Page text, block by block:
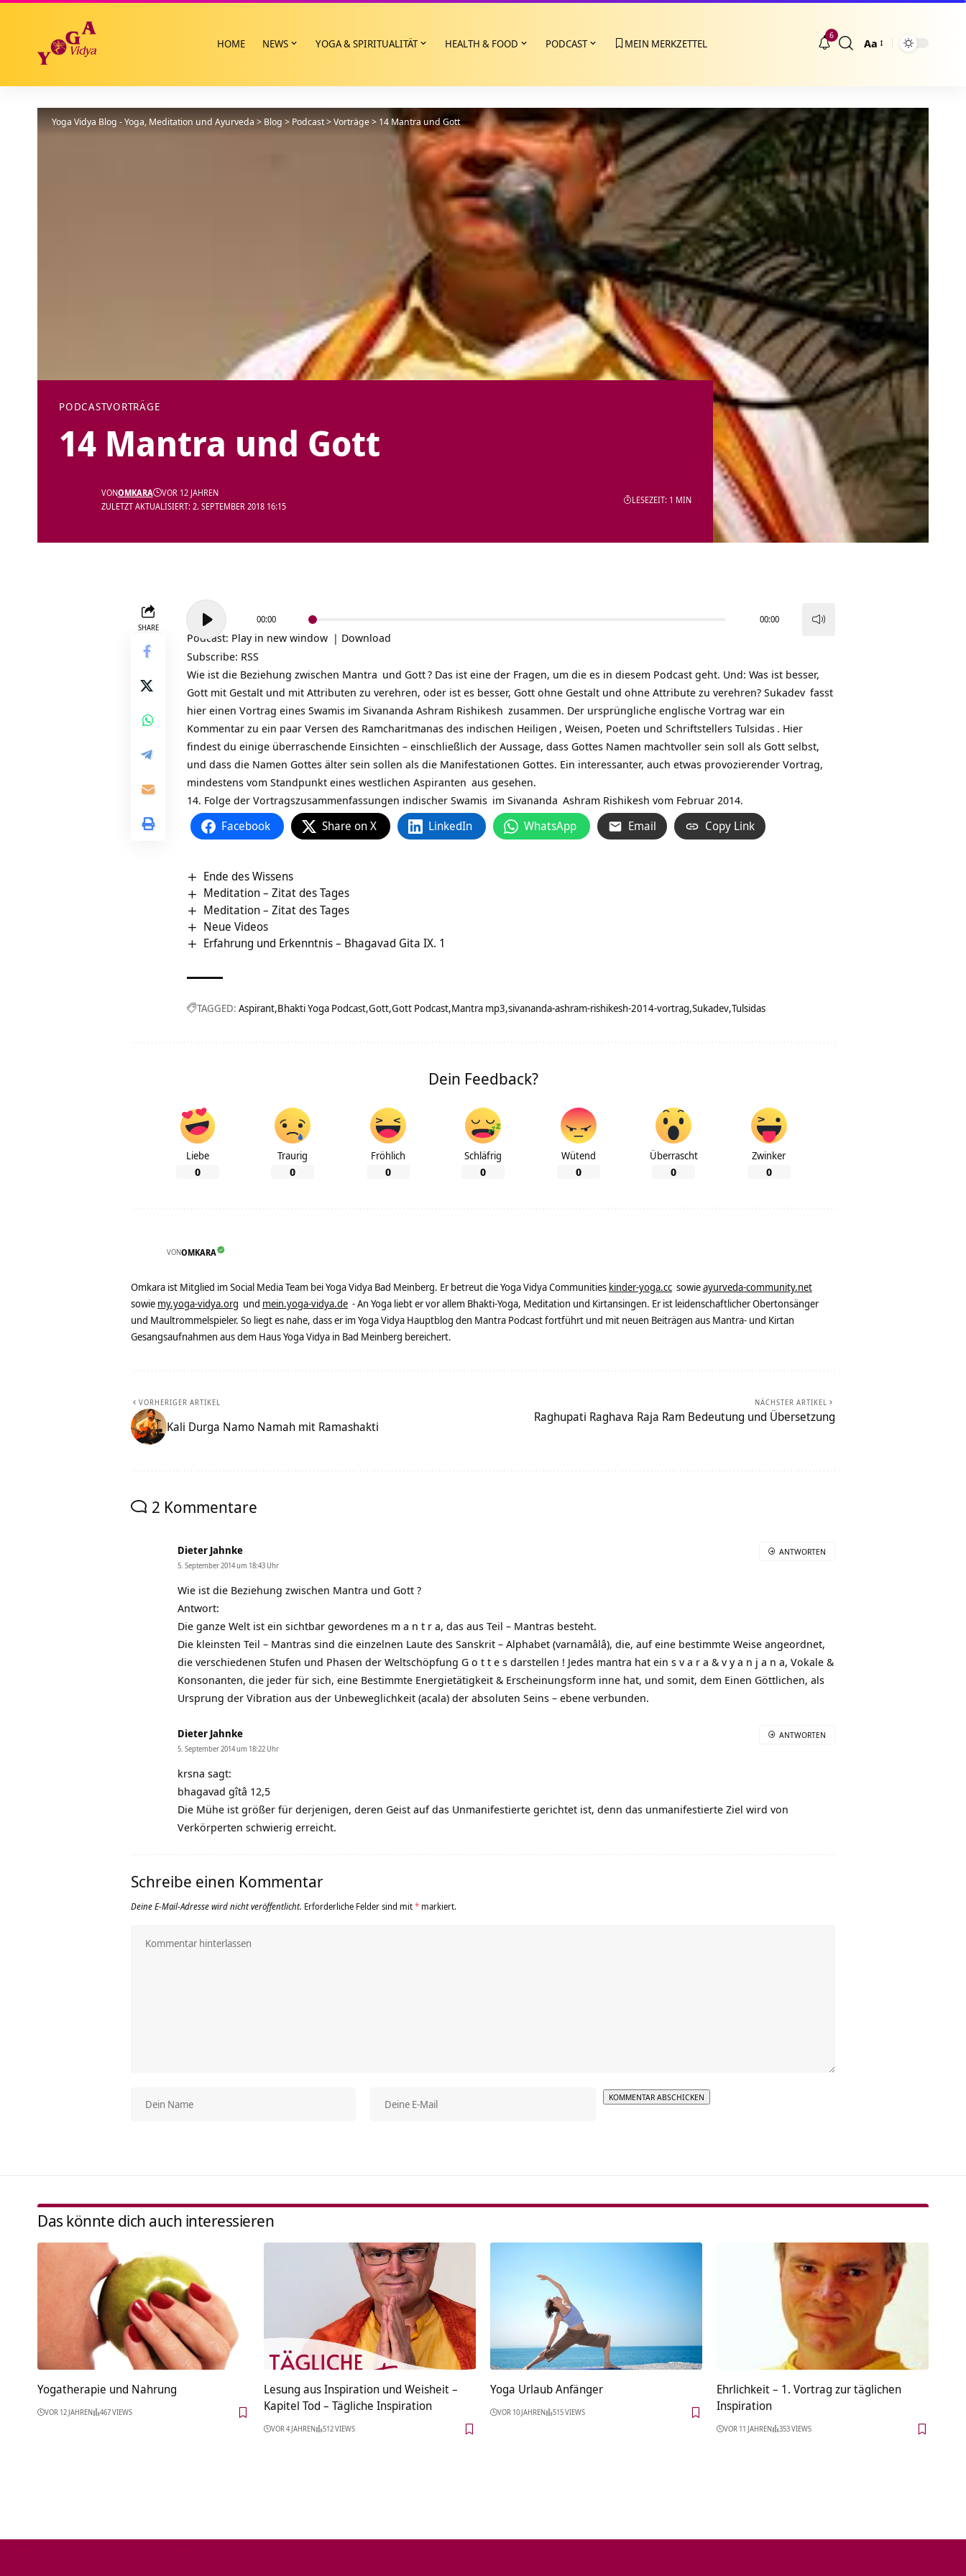
HOME NEWS YOGA & SPIRITUALITÄT HEALTH & FOOD PODCAST MEIN MERKZETTEL
6
Größenänderung
Aa
Yoga Vidya Blog - Yoga, Meditation und Ayurveda > Blog > Podcast>Vorträge> 14 Mantra und Gott
PODCASTVORTRÄGE
14 Mantra und Gott
ZULETZT AKTUALISIERT: 2. SEPTEMBER 2018 16:15
VONOMKARA VOR 12 JAHREN
LESEZEIT: 1 MIN
SHARE
Player
00:00 00:00
Podcast: Play in new window | Download
Subscribe: RSS
Wie ist die Beziehung zwischen Mantra und Gott? Das ist eine der Fragen, um die es in diesem Podcast geht. Und: Was ist besser,
Gott mit Gestalt und mit Attributen zu verehren, oder ist es besser, Gott ohne Gestalt und ohne Attribute zu verehren? Sukadev fasst
hier einen Vortrag eines Swamis im Sivananda Ashram Rishikesh zusammen. Der ursprüngliche englische Vortrag war ein
Kommentar zu ein paar Versen des Ramcharitmanas des indischen Heiligen , Weisen, Poeten und Schriftstellers Tulsidas . Hier
findest du einige überraschende Einsichten – einschließlich der Aussage, dass Gottes Namen machtvoller sein soll als Gott selbst,
und dass die Namen Gottes älter sein sollen als die Manifestationen Gottes. Ein interessanter, auch etwas provozierender Vortrag,
mindestens vom Standpunkt eines westlichen Aspiranten aus gesehen.
14. Folge der Vortragszusammenfassungen indischer Swamis im Sivananda Ashram Rishikesh vom Februar 2014.
Facebook Share on X LinkedIn WhatsApp Email Copy Link
Ende des Wissens
Meditation – Zitat des Tages
Meditation – Zitat des Tages
Neue Videos
Erfahrung und Erkenntnis – Bhagavad Gita IX. 1
TAGGED: Aspirant Bhakti Yoga Podcast Gott Gott Podcast Mantra mp3 sivananda-ashram-rishikesh-2014-vortrag Sukadev Tulsidas
Dein Feedback?
Liebe
0
Traurig
0
Fröhlich
0
Schläfrig
0
Wütend
0
Überrascht
0
Zwinker
0
VONOMKARA
Omkara ist Mitglied im Social Media Team bei Yoga Vidya Bad Meinberg. Er betreut die Yoga Vidya Communities kinder-yoga.cc sowieayurveda-community.net
sowie my.yoga-vidya.org und mein.yoga-vidya.de - An Yoga liebt er vor allem Bhakti-Yoga, Meditation und Kirtansingen. Er ist leidenschaftlicher Obertonsänger
und Maultrommelspieler. So liegt es nahe, dass er im Yoga Vidya Hauptblog den Mantra Podcast fortführt und mit neuen Beiträgen aus Mantra- und Kirtan
Gesangsaufnahmen aus dem Haus Yoga Vidya in Bad Meinberg bereichert.
VORHERIGER ARTIKEL
Kali Durga Namo Namah mit Ramashakti
NÄCHSTER ARTIKEL
Raghupati Raghava Raja Ram Bedeutung und Übersetzung
2 Kommentare
Dieter Jahnke
5. September 2014 um 18:43 Uhr
Wie ist die Beziehung zwischen Mantra und Gott ?
Antwort:
Die ganze Welt ist ein sichtbar gewordenes m a n t r a, das aus Teil – Mantras besteht.
Die kleinsten Teil – Mantras sind die einzelnen Laute des Sanskrit – Alphabet (varnamâlâ), die, auf eine bestimmte Weise angeordnet,
die verschiedenen Stufen und Phasen der Weltschöpfung G o t t e s darstellen ! Jedes mantra hat ein s v a r a & v y a n j a n a, Vokale &
Konsonanten, die jeder für sich, eine Bestimmte Energietätigkeit & Erscheinungsform inne hat, und somit, dem Einen Göttlichen, als
Ursprung der Vibration aus der Unbeweglichkeit (acala) der absoluten Seins – ebene verbunden.
ANTWORTEN
Dieter Jahnke
5. September 2014 um 18:22 Uhr
krsna sagt:
bhagavad gîtâ 12,5
Die Mühe ist größer für derjenigen, deren Geist auf das Unmanifestierte gerichtet ist, denn das unmanifestierte Ziel wird von
Verkörperten schwierig erreicht.
ANTWORTEN
Schreibe einen Kommentar
Deine E-Mail-Adresse wird nicht veröffentlicht. Erforderliche Felder sind mit* markiert.
Das könnte dich auch interessieren
Yogatherapie und Nahrung
VOR 12 JAHREN 467 VIEWS
Lesung aus Inspiration und Weisheit –
Kapitel Tod – Tägliche Inspiration
VOR 4 JAHREN 512 VIEWS
Yoga Urlaub Anfänger
VOR 10 JAHREN 515 VIEWS
Ehrlichkeit – 1. Vortrag zur täglichen
Inspiration
VOR 11 JAHREN 353 VIEWS